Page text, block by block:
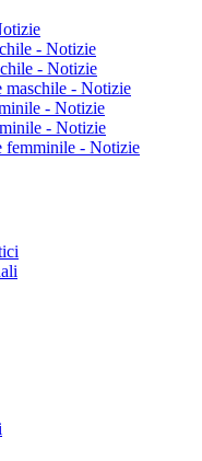
- Notizie
- Notizie
maschile - Notizie
- Notizie
- Notizie
femminile - Notizie